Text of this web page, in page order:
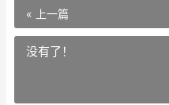
« 上一篇
没有了！